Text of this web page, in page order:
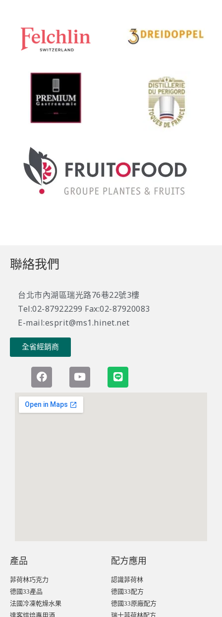
聯絡我們
台北市內湖區瑞光路76巷22號3樓
Tel:02-87922299 Fax:02-87920083
E-mail:esprit@ms1.hinet.net
全省經銷商
產品
菲荷林巧克力
德國33產品
法國冷凍乾燥水果
達客烘焙專用酒
配方應用
認識菲荷林
德國33配方
德國33原廠配方
瑞士菲荷林配方